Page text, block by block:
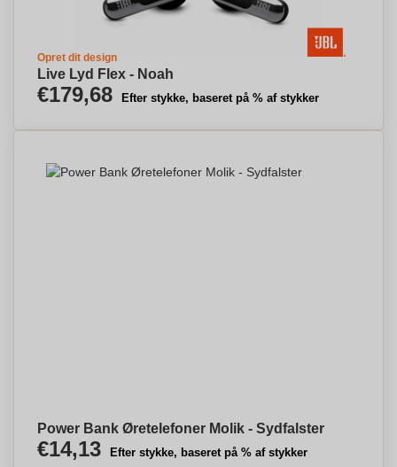
Opret dit design
Live Lyd Flex - Noah
€179,68 Efter stykke, baseret på % af stykker
Power Bank Øretelefoner Molik - Sydfalster
€14,13 Efter stykke, baseret på % af stykker